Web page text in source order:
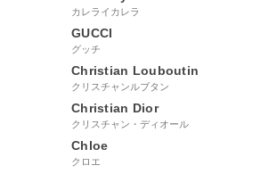
カレライカレラ
GUCCI
グッチ
Christian Louboutin
クリスチャンルブタン
Christian Dior
クリスチャン・ディオール
Chloe
クロエ